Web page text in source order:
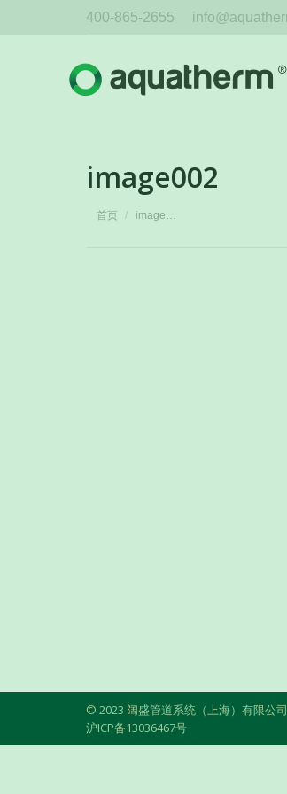
400-865-2655
image002
您在这里：
首页 image…
© 2023 阔盛管道系统（上海）有限公司
沪ICP备13036467号